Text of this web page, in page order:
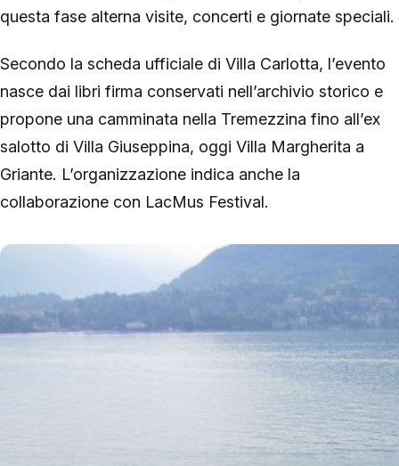
questa fase alterna visite, concerti e giornate speciali.
Secondo la scheda ufficiale di Villa Carlotta, l’evento
nasce dai libri firma conservati nell’archivio storico e
propone una camminata nella Tremezzina fino all’ex
salotto di Villa Giuseppina, oggi Villa Margherita a
Griante. L’organizzazione indica anche la
collaborazione con LacMus Festival.